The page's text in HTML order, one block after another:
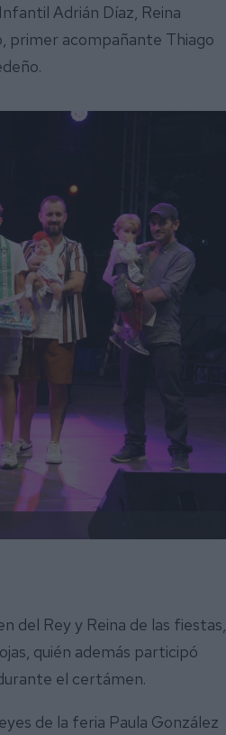
Adrián Díaz, Reina
primer acompañante Thiago
del Rey y Reina de las fiestas,
quién además participó
el certámen.
de la feria Paula González